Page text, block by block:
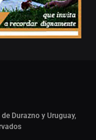
Durazno y Uruguay,